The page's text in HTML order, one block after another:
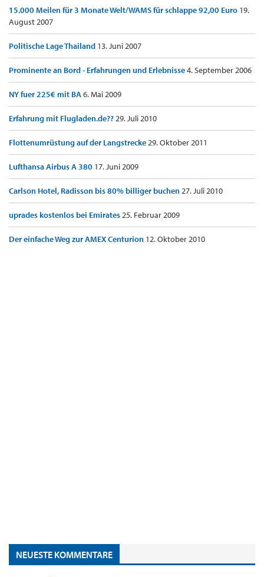
15.000 Meilen für 3 Monate Welt/WAMS für schlappe 92,00 Euro 19.
August 2007
Politische Lage Thailand 13. Juni 2007
Prominente an Bord - Erfahrungen und Erlebnisse4. September 2006
NY fuer 225€ mit BA6. Mai 2009
Erfahrung mit Flugladen.de??29. Juli 2010
Flottenumrüstung auf der Langstrecke29. Oktober 2011
Lufthansa Airbus A 380 17. Juni 2009
Carlson Hotel, Radisson bis 80% billiger buchen27. Juli 2010
uprades kostenlos bei Emirates25. Februar 2009
Der einfache Weg zur AMEX Centurion 12. Oktober 2010
NEUESTE KOMMENTARE